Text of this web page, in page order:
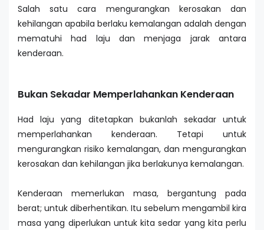
Salah satu cara mengurangkan kerosakan dan
kehilangan apabila berlaku kemalangan adalah dengan
mematuhi had laju dan menjaga jarak antara
kenderaan.
Bukan Sekadar Memperlahankan Kenderaan
Had laju yang ditetapkan bukanlah sekadar untuk
memperlahankan kenderaan. Tetapi untuk
mengurangkan risiko kemalangan, dan mengurangkan
kerosakan dan kehilangan jika berlakunya kemalangan.
Kenderaan memerlukan masa, bergantung pada
berat; untuk diberhentikan. Itu sebelum mengambil kira
masa yang diperlukan untuk kita sedar yang kita perlu